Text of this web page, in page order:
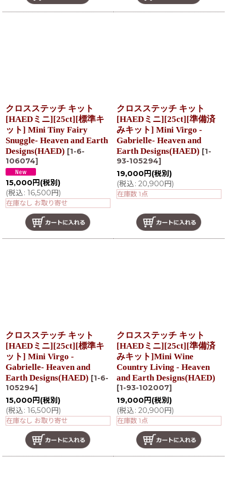
クロスステッチ キット
[HAEDミニ][25ct][標準キ
ット] Mini Tiny Fairy
Snuggle- Heaven and Earth
Designs(HAED) [1-6-
106074]
15,000 円 (税別)
(税込: 16,500円)
在庫なし お取り寄せ
クロスステッチ キット
[HAEDミニ][25ct][準備済
みキット] Mini Virgo -
Gabrielle- Heaven and
Earth Designs(HAED) [1-
93-105294]
19,000 円 (税別)
(税込: 20,900円)
在庫数 1点
クロスステッチ キット
[HAEDミニ][25ct][標準キ
ット] Mini Virgo -
Gabrielle- Heaven and
Earth Designs(HAED) [1-6-
105294]
15,000 円 (税別)
(税込: 16,500円)
在庫なし お取り寄せ
クロスステッチ キット
[HAEDミニ][25ct][準備済
みキット]Mini Wine
Country Living - Heaven
and Earth Designs(HAED)
[1-93-102007]
19,000 円 (税別)
(税込: 20,900円)
在庫数 1点